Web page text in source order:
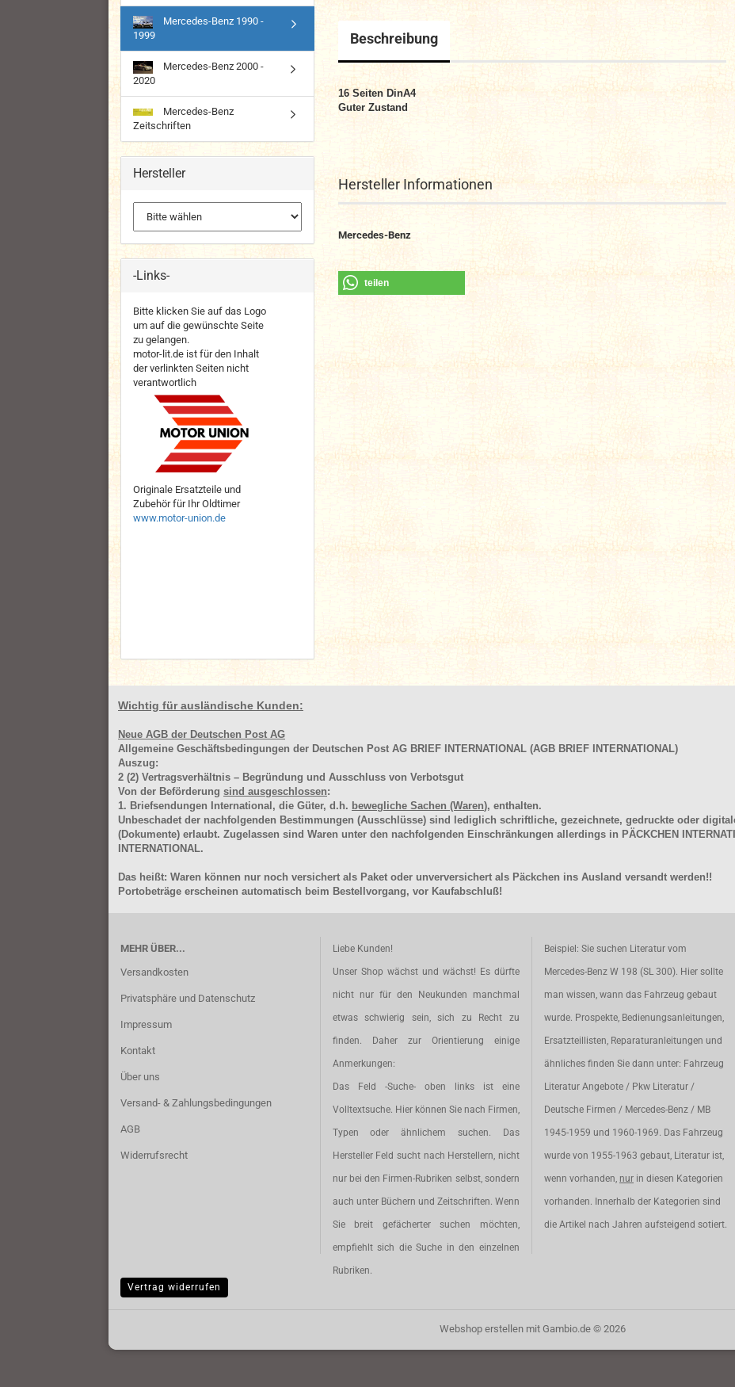
Beschreibung
16 Seiten DinA4
Guter Zustand
Hersteller Informationen
Mercedes-Benz
teilen
Mercedes-Benz 1990 -
1999
Mercedes-Benz 2000 -
2020
Mercedes-Benz
Zeitschriften
Hersteller
-Links-
Bitte klicken Sie auf das Logo
um auf die gewünschte Seite
zu gelangen.
motor-lit.de ist für den Inhalt
der verlinkten Seiten nicht
verantwortlich
Originale Ersatzteile und
Zubehör für Ihr Oldtimer
www.motor-union.de
Wichtig für ausländische Kunden:
Neue AGB der Deutschen Post AG
Allgemeine Geschäftsbedingungen der Deutschen Post AG BRIEF INTERNATIONAL (AGB BRIEF INTERNATIONAL)
Auszug:
2 (2) Vertragsverhältnis – Begründung und Ausschluss von Verbotsgut
Von der Beförderung sind ausgeschlossen:
1. Briefsendungen International, die Güter, d.h. bewegliche Sachen (Waren), enthalten.
Unbeschadet der nachfolgenden Bestimmungen (Ausschlüsse) sind lediglich schriftliche, gezeichnete, gedruckte oder
(Dokumente) erlaubt. Zugelassen sind Waren unter den nachfolgenden Einschränkungen allerdings in PÄCKCHEN
INTERNATIONAL.
Das heißt: Waren können nur noch versichert als Paket oder unverversichert als Päckchen ins Ausland versandt werden!!
Portobeträge erscheinen automatisch beim Bestellvorgang, vor Kaufabschluß!
MEHR ÜBER...
Versandkosten
Privatsphäre und Datenschutz
Impressum
Kontakt
Über uns
Versand- & Zahlungsbedingungen
AGB
Widerrufsrecht
Liebe Kunden!
Unser Shop wächst und wächst! Es dürfte
nicht nur für den Neukunden manchmal
etwas schwierig sein, sich zu Recht zu
finden. Daher zur Orientierung einige
Anmerkungen:
Das Feld -Suche- oben links ist eine
Volltextsuche. Hier können Sie nach Firmen,
Typen oder ähnlichem suchen. Das
Hersteller Feld sucht nach Herstellern, nicht
nur bei den Firmen-Rubriken selbst, sondern
auch unter Büchern und Zeitschriften. Wenn
Sie breit gefächerter suchen möchten,
empfiehlt sich die Suche in den einzelnen
Rubriken.
Beispiel: Sie suchen Literatur vom
Mercedes-Benz W 198 (SL 300). Hier sollte
man wissen, wann das Fahrzeug gebaut
wurde. Prospekte, Bedienungsanleitungen,
Ersatzteillisten, Reparaturanleitungen und
ähnliches finden Sie dann unter: Fahrzeug
Literatur Angebote / Pkw Literatur /
Deutsche Firmen / Mercedes-Benz / MB
1945-1959 und 1960-1969. Das Fahrzeug
wurde von 1955-1963 gebaut, Literatur ist,
wenn vorhanden, nur in diesen Kategorien
vorhanden. Innerhalb der Kategorien sind
die Artikel nach Jahren aufsteigend sotiert.
Vertrag widerrufen
Webshop erstellenmit Gambio.de © 2026